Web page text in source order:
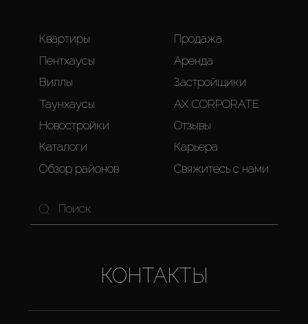
Квартиры
Пентхаусы
Виллы
Таунхаусы
Новостройки
Каталоги
Обзор районов
Продажа
Аренда
Застройщики
AX CORPORATE
Отзывы
Карьера
Свяжитесь с нами
КОНТАКТЫ